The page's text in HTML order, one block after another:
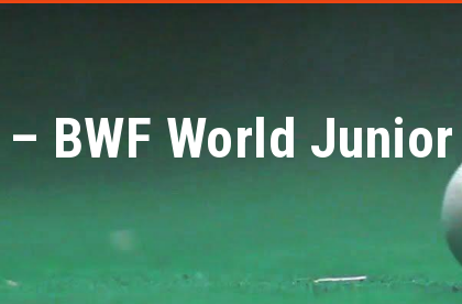
BWF World